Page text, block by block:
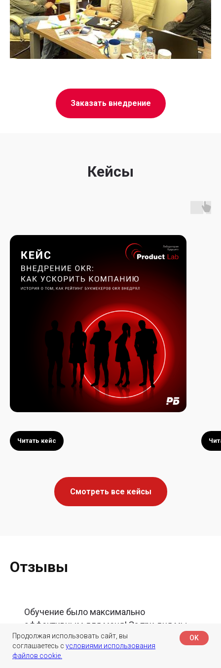
Заказать внедрение
Кейсы
Читать кейс
Смотреть все кейсы
Отзывы
Обучение было максимально
эффективным для меня! За три дня мы
совместно сформировали глобальные
цели нашей компании! Без тренинга,
Продолжая использовать сайт, вы
соглашаетесь с условиями использования
файлов cookie.
OK
Продолжая использовать сайт, вы
соглашаетесь с условиями использования
файлов cookie.
OK